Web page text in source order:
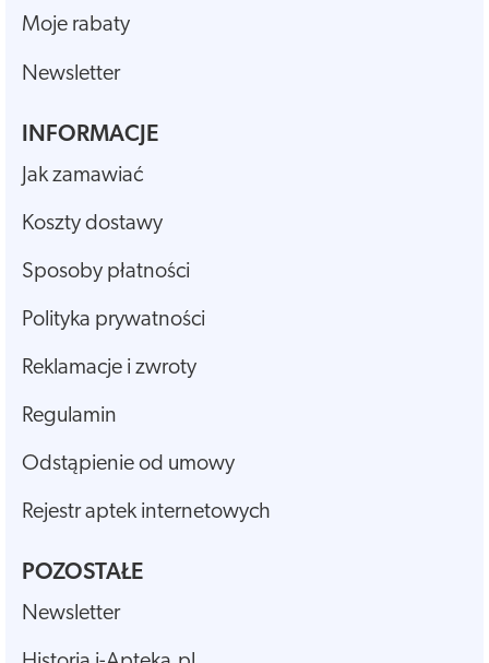
Moje rabaty
Newsletter
INFORMACJE
Jak zamawiać
Koszty dostawy
Sposoby płatności
Polityka prywatności
Reklamacje i zwroty
Regulamin
Odstąpienie od umowy
Rejestr aptek internetowych
POZOSTAŁE
Newsletter